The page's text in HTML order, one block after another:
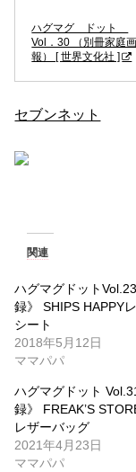
ハグマグ ドット
Vol．30 （別冊家庭画
報） [ 世界文化社 ]
セブンネット
関連
ハグマグドット
録》 SHIPS HAPPY
シート
2018年5月12日
ママパパ
ハグマグドット
録》 FREAK’S
レザーバッグ
2021年4月23日
ママパパ